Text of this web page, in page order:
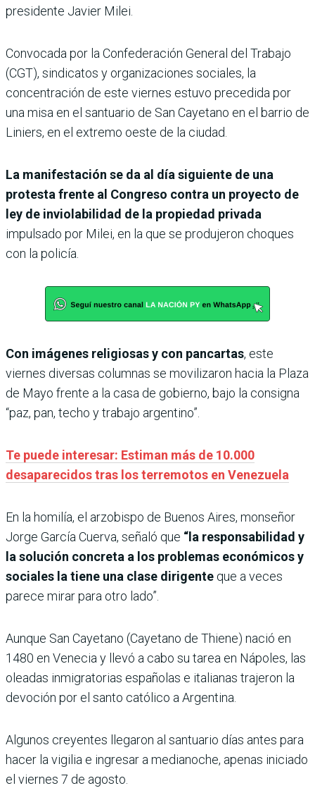
presidente Javier Milei.
Convocada por la Confederación General del Trabajo
(CGT), sindicatos y organizaciones sociales, la
concentración de este viernes estuvo precedida por
una misa en el santuario de San Cayetano en el barrio de
Liniers, en el extremo oeste de la ciudad.
La manifestación se da al día siguiente de una
protesta frente al Congreso contra un proyecto de
ley de inviolabilidad de la propiedad privada
impulsado por Milei, en la que se produjeron choques
con la policía.
Con imágenes religiosas y con pancartas, este
viernes diversas columnas se movilizaron hacia la Plaza
de Mayo frente a la casa de gobierno, bajo la consigna
“paz, pan, techo y trabajo argentino”.
Te puede interesar: Estiman más de 10.000
desaparecidos tras los terremotos en Venezuela
En la homilía, el arzobispo de Buenos Aires, monseñor
Jorge García Cuerva, señaló que “la responsabilidad y
la solución concreta a los problemas económicos y
sociales la tiene una clase dirigente que a veces
parece mirar para otro lado”.
Aunque San Cayetano (Cayetano de Thiene) nació en
1480 en Venecia y llevó a cabo su tarea en Nápoles, las
oleadas inmigratorias españolas e italianas trajeron la
devoción por el santo católico a Argentina.
Algunos creyentes llegaron al santuario días antes para
hacer la vigilia e ingresar a medianoche, apenas iniciado
el viernes 7 de agosto.